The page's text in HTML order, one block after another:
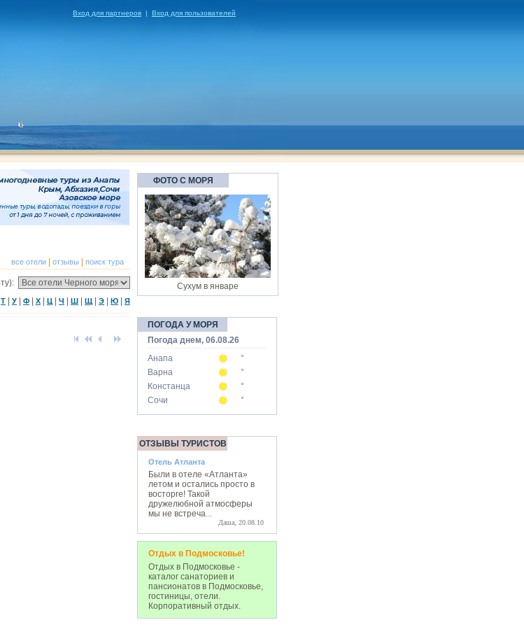
Вход для партнеров | Вход для пользователей
все отели отзывы поиск тура
Т У Ф Х Ц Ч Ш Щ| Э Ю Я
ФОТО С МОРЯ
Сухум в январе
ПОГОДА У МОРЯ
Погода днем, 06.08.26
Анапа
°
Варна
°
Констанца
°
Сочи
°
ОТЗЫВЫ ТУРИСТОВ
Отель Атланта
Были в отеле «Атланта»
летом и остались просто в
восторге! Такой
дружелюбной атмосферы
мы не встреча...
Даша, 20.08.10
Отдых в Подмосковье!
Отдых в Подмосковье -
каталог санаториев и
пансионатов в Подмосковье,
гостиницы, отели.
Корпоративный отдых.